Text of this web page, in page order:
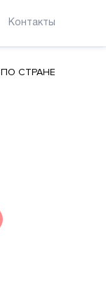
Контакты
ПО СТРАНЕ